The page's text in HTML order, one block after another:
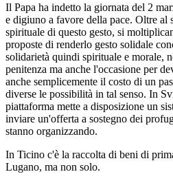
Il Papa ha indetto la giornata del 2
e digiuno a favore della pace. Oltre al
spirituale di questo gesto, si
proposte di renderlo gesto solidale
solidarietà quindi spirituale e morale,
penitenza ma anche l'occasione per
anche semplicemente il costo di un
diverse le possibilità in tal senso. In
piattaforma mette a disposizione un
inviare un'offerta a sostegno dei
stanno organizzando.
In Ticino c'è la raccolta di beni di
Lugano, ma non solo.